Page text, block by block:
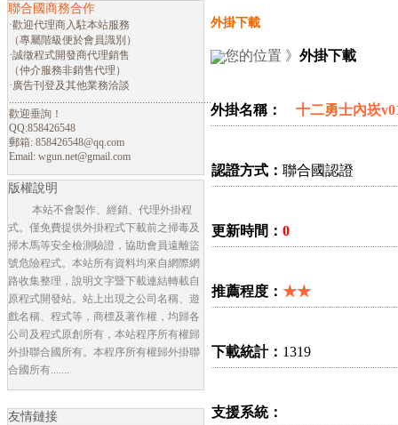
聯合國商務合作
·歡迎代理商入駐本站服務
（專屬階級便於會員識別）
·誠徵程式開發商代理銷售
（仲介服務非銷售代理）
·廣告刊登及其他業務洽談
歡迎垂詢！
QQ:858426548
郵箱: 858426548@qq.com
Email: wgun.net@gmail.com
版權說明
本站不會製作、經銷、代理外掛程
式。僅免費提供外掛程式下載前之掃毒及
掃木馬等安全檢測驗證，協助會員遠離盜
號危險程式。本站所有資料均來自網際網
路收集整理，說明文字暨下載連結轉載自
原程式開發站。站上出現之公司名稱、遊
戲名稱、程式等，商標及著作權，均歸各
公司及程式原創所有，本站程序所有權歸
外掛聯合國所有。本程序所有權歸外掛聯
合國所有.......
友情鏈接
外掛下載
您的位置 》外掛下載
外掛名稱： 十二勇士內崁
認證方式：聯合國認證
更新時間：0
推薦程度：★★
下載統計： 1319
支援系統：